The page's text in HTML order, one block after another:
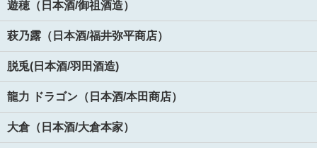
遊穂（日本酒/御祖酒造）
萩乃露（日本酒/福井弥平商店）
脱兎(日本酒/羽田酒造)
龍力 ドラゴン（日本酒/本田商店）
大倉（日本酒/大倉本家）